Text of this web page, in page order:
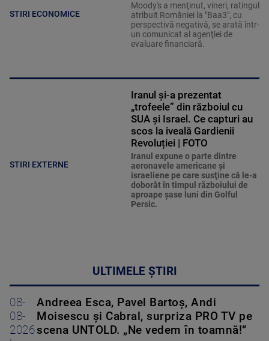
STIRI ECONOMICE
Moody's a menţinut, vineri, ratingul
atribuit României la "Baa3", cu
perspectivă negativă, se arată într-
un comunicat al agenţiei de
evaluare financiară.
STIRI EXTERNE
Iranul și-a prezentat
„trofeele” din războiul cu
SUA și Israel. Ce capturi au
scos la iveală Gardienii
Revoluției | FOTO
Iranul expune o parte dintre
aeronavele americane şi
israeliene pe care susţine că le-a
doborât în timpul războiului de
aproape şase luni din Golful
Persic.
ULTIMELE ȘTIRI
08-
08-
2026
Andreea Esca, Pavel Bartoș, Andi
Moisescu și Cabral, surpriza PRO TV pe
scena UNTOLD. „Ne vedem în toamnă!”